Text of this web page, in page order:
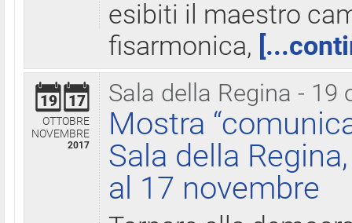
esibiti il maestro
fisarmonica,
Sala della Regina - 19
19 17
OTTOBRE
NOVEMBRE
2017
Mostra
Sala della
al 17 novembre